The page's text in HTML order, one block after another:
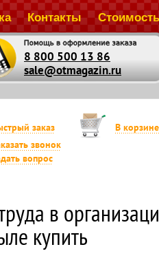
8 800 500 13 86
sale@otmagazin.ru
Контакты
заказ В корзине
звонок
вопрос
в
купить